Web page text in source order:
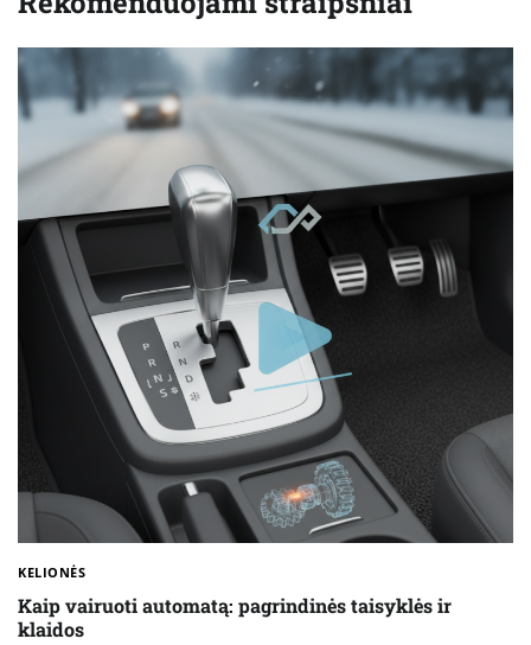
KELIONĖS
Kaip vairuoti automatą: pagrindinės taisyklės ir
klaidos